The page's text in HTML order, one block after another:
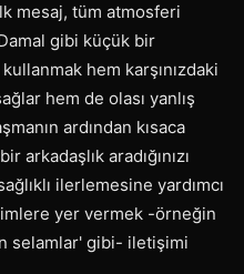
mesaj, tüm atmosferi
gibi küçük bir
hem karşınızdaki
hem de olası yanlış
ardından kısaca
arkadaşlık aradığınızı
ilerlemesine yardımcı
yer vermek -örneğin
selamlar' gibi- iletişimi